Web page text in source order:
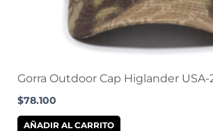
Gorra Outdoor Cap Higlander USA-
$78.100
AÑADIR AL CARRITO